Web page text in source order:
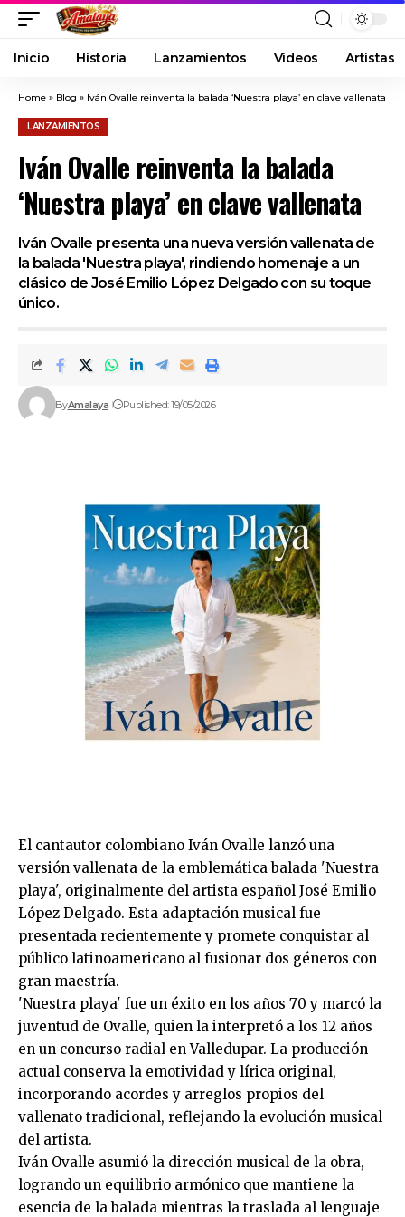
Inicio Historia Lanzamientos Videos Artistas
Home » Blog » Iván Ovalle reinventa la balada ‘Nuestra playa’ en clave vallenata
LANZAMIENTOS
Iván Ovalle reinventa la balada
‘Nuestra playa’ en clave vallenata
Iván Ovalle presenta una nueva versión vallenata de
la balada 'Nuestra playa', rindiendo homenaje a un
clásico de José Emilio López Delgado con su toque
único.
ByAmalaya Published: 19/05/2026
El cantautor colombiano Iván Ovalle lanzó una
versión vallenata de la emblemática balada 'Nuestra
playa', originalmente del artista español José Emilio
López Delgado. Esta adaptación musical fue
presentada recientemente y promete conquistar al
público latinoamericano al fusionar dos géneros con
gran maestría.
'Nuestra playa' fue un éxito en los años 70 y marcó la
juventud de Ovalle, quien la interpretó a los 12 años
en un concurso radial en Valledupar. La producción
actual conserva la emotividad y lírica original,
incorporando acordes y arreglos propios del
vallenato tradicional, reflejando la evolución musical
del artista.
Iván Ovalle asumió la dirección musical de la obra,
logrando un equilibrio armónico que mantiene la
esencia de la balada mientras la traslada al lenguaje